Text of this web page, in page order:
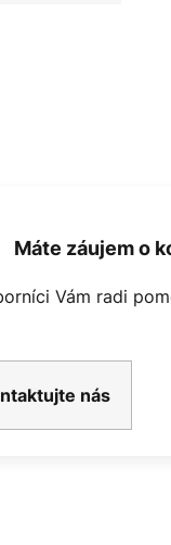
Máte záujem o
Vám radi
nás